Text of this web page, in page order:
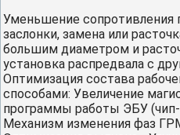
Уменьшение сопротивления
заслонки, замена или
большим диаметром и
установка распредвала с
Оптимизация состава
способами: Увеличение
программы работы ЭБУ
Механизм изменения фаз